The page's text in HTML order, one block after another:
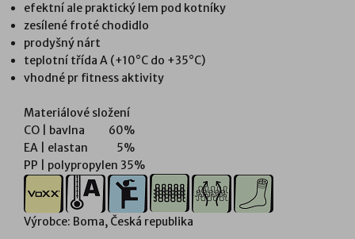
efektní ale praktický lem pod kotníky
zesílené froté chodidlo
prodyšný nárt
teplotní třída A (+10°C do +35°C)
vhodné pr fitness aktivity
Materiálové složení
CO | bavlna 60%
EA | elastan 5%
PP | polypropylen 35%
Výrobce: Boma, Česká republika